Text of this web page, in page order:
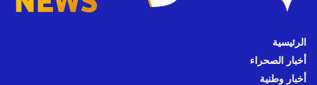
الرئيسية
أخبار الصحراء
أخبار وطنية